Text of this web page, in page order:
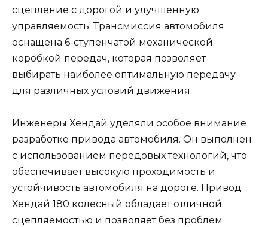
сцепление с дорогой и улучшенную
управляемость. Трансмиссия автомобиля
оснащена 6-ступенчатой механической
коробкой передач, которая позволяет
выбирать наиболее оптимальную передачу
для различных условий движения.
Инженеры Хендай уделяли особое внимание
разработке привода автомобиля. Он выполнен
с использованием передовых технологий, что
обеспечивает высокую проходимость и
устойчивость автомобиля на дороге. Привод
Хендай 180 колесный обладает отличной
сцепляемостью и позволяет без проблем